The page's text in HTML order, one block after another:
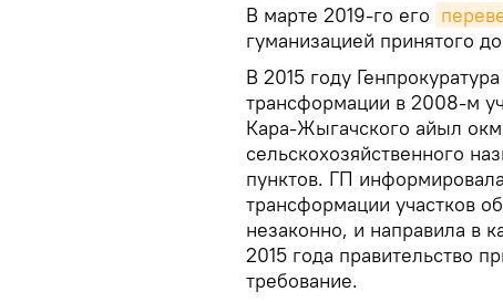
В марте 2019-го его
гуманизацией принятого
В 2015 году
трансформации в 2008-м
Кара-Жыгачского айыл
сельскохозяйственного
пунктов. ГП
трансформации участков
незаконно, и направила в
2015 года правительство
требование.